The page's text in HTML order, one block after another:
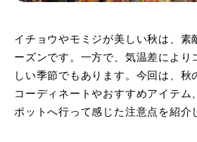
イチョウやモミジが美しい秋は、素
ーズンです。一方で、気温差により
しい季節でもあります。今回は、秋
コーディネートやおすすめアイテム
ポットへ行って感じた注意点を紹介